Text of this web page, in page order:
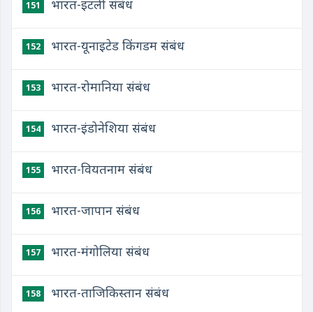
151 भारत-इटली संबंध
152 भारत-यूनाइटेड किंगडम संबंध
153 भारत-रोमानिया संबंध
154 भारत-इंडोनेशिया संबंध
155 भारत-वियतनाम संबंध
156 भारत-जापान संबंध
157 भारत-मंगोलिया संबंध
158 भारत-ताजिकिस्तान संबंध